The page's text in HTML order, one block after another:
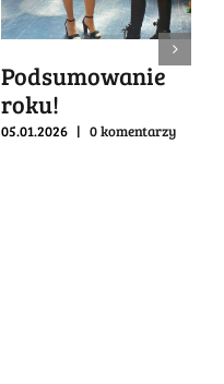
Podsumowanie
roku!
05.01.2026 | 0 komentarzy